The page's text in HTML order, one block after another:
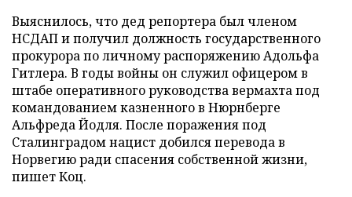
Выяснилось, что дед репортера был членом
НСДАП и получил должность государственного
прокурора по личному распоряжению Адольфа
Гитлера. В годы войны он служил офицером в
штабе оперативного руководства вермахта под
командованием казненного в Нюрнберге
Альфреда Йодля. После поражения под
Сталинградом нацист добился перевода в
Норвегию ради спасения собственной жизни,
пишет Коц.